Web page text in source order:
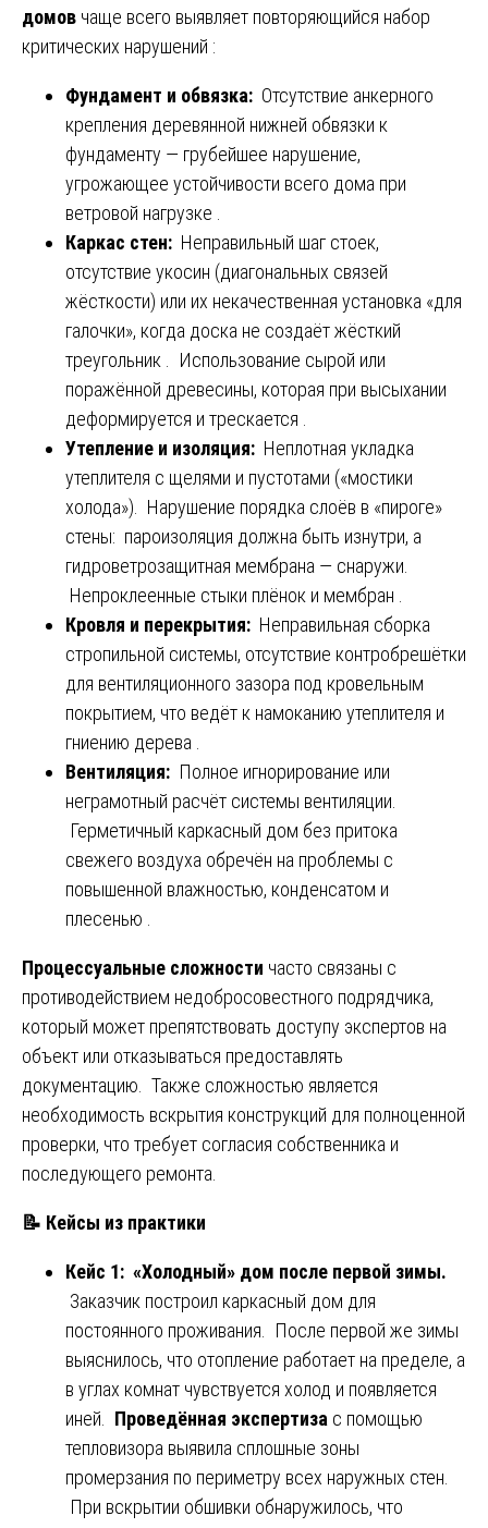
домов чаще всего выявляет повторяющийся набор
критических нарушений :
Фундамент и обвязка: Отсутствие анкерного
крепления деревянной нижней обвязки к
фундаменту — грубейшее нарушение,
угрожающее устойчивости всего дома при
ветровой нагрузке .
Каркас стен: Неправильный шаг стоек,
отсутствие укосин (диагональных связей
жёсткости) или их некачественная установка «для
галочки», когда доска не создаёт жёсткий
треугольник . Использование сырой или
поражённой древесины, которая при высыхании
деформируется и трескается .
Утепление и изоляция: Неплотная укладка
утеплителя с щелями и пустотами («мостики
холода»). Нарушение порядка слоёв в «пироге»
стены: пароизоляция должна быть изнутри, а
гидроветрозащитная мембрана — снаружи.
Непроклеенные стыки плёнок и мембран .
Кровля и перекрытия: Неправильная сборка
стропильной системы, отсутствие контробрешётки
для вентиляционного зазора под кровельным
покрытием, что ведёт к намоканию утеплителя и
гниению дерева .
Вентиляция: Полное игнорирование или
неграмотный расчёт системы вентиляции.
Герметичный каркасный дом без притока
свежего воздуха обречён на проблемы с
повышенной влажностью, конденсатом и
плесенью .
Процессуальные сложности часто связаны с
противодействием недобросовестного подрядчика,
который может препятствовать доступу экспертов на
объект или отказываться предоставлять
документацию. Также сложностью является
необходимость вскрытия конструкций для полноценной
проверки, что требует согласия собственника и
последующего ремонта.
📝 Кейсы из практики
Кейс 1: «Холодный» дом после первой зимы.
Заказчик построил каркасный дом для
постоянного проживания. После первой же зимы
выяснилось, что отопление работает на пределе, а
в углах комнат чувствуется холод и появляется
иней. Проведённая экспертиза с помощью
тепловизора выявила сплошные зоны
промерзания по периметру всех наружных стен.
При вскрытии обшивки обнаружилось, что